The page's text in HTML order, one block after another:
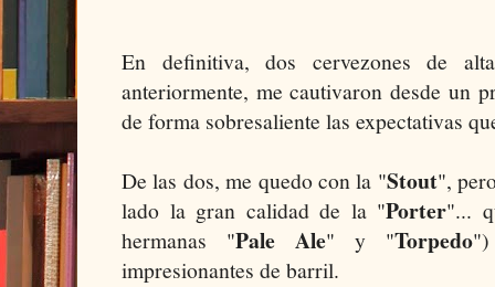
En definitiva, dos cervezones de
anteriormente, me cautivaron desde un
de forma sobresaliente las expectativas
De las dos, me quedo con la "Stout",
lado la gran calidad de la "Porter"...
hermanas "Pale Ale" y "Torpedo
impresionantes de barril.